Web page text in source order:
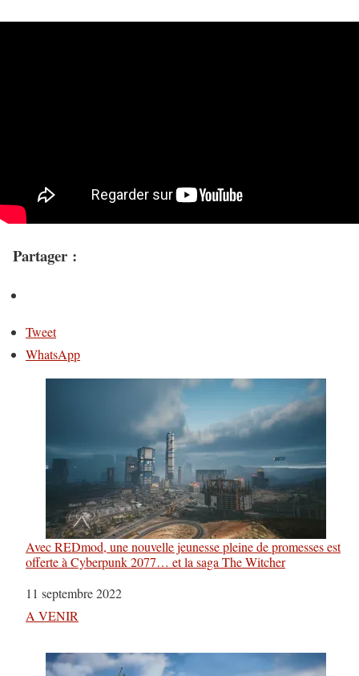
Partager :
Tweet
WhatsApp
Avec REDmod, une nouvelle jeunesse pleine de promesses est
offerte à Cyberpunk 2077… et la saga The Witcher
Date
11 septembre 2022
Par rapport à
A VENIR